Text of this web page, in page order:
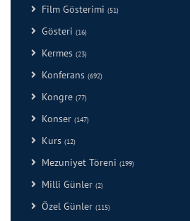
Film Gösterimi (51)
Gösteri (16)
Kermes (23)
Konferans (692)
Kongre (77)
Konser (147)
Kurs (12)
Mezuniyet Töreni (199)
Milli Günler (2)
Özel Günler (115)